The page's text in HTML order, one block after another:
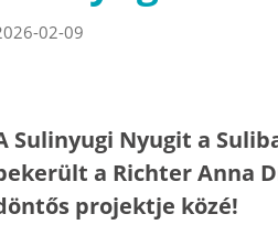
02-09
Sulinyugi Nyugit a
a Richter Anna
projektje közé!